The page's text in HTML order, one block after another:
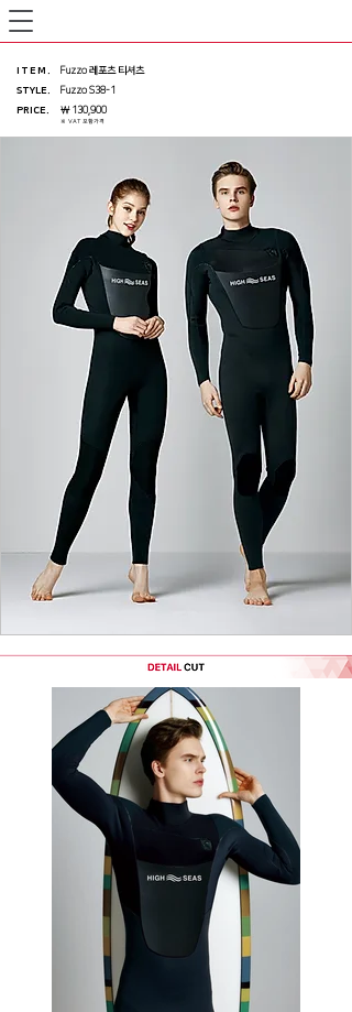
ITEM .
Fuzzo 레포츠 티셔츠
STYLE.
Fuzzo S38-1
PRICE.
※ VAT 포함가격
￦ 130,900